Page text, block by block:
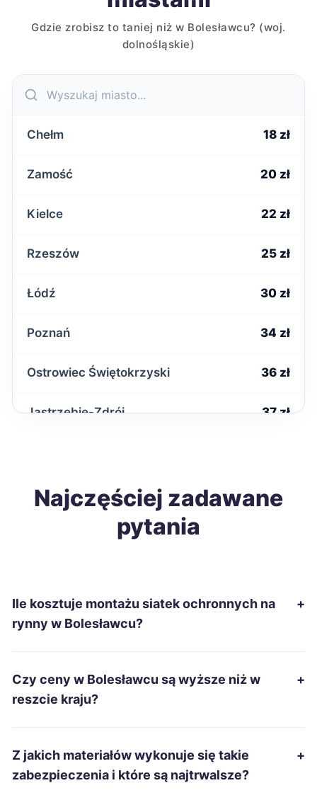
Gdzie zrobisz to taniej niż w Bolesławcu? (woj.
dolnośląskie)
Chełm 18 zł
Zamość 20 zł
Kielce 22 zł
Rzeszów 25 zł
Łódź 30 zł
Poznań 34 zł
Ostrowiec Świętokrzyski 36 zł
Jastrzębie-Zdrój 37 zł
Tomaszów Mazowiecki 37 zł
TWÓJ REGION
Tarnowskie Góry 38 zł
Żory
Grudziądz
Najczęściej zadawane
pytania
Ile kosztuje montażu siatek ochronnych na
rynny w Bolesławcu?
+
Czy ceny w Bolesławcu są wyższe niż w
reszcie kraju?
+
Z jakich materiałów wykonuje się takie
zabezpieczenia i które są najtrwalsze?
+